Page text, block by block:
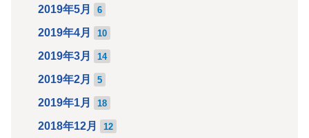
2019年5月 6
2019年4月 10
2019年3月 14
2019年2月 5
2019年1月 18
2018年12月 12